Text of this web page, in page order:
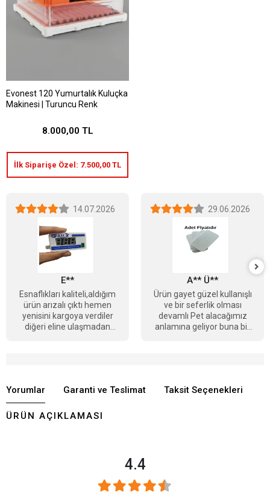
Evonest 120 Yumurtalık Kuluçka
Makinesi | Turuncu Renk
8.000,00 TL
İlk Siparişe Özel: 7.500,00 TL
14.07.2026
E**
Esnaflıkları kaliteli,aldığım
ürün arızalı çıktı hemen
yenisini kargoya verdiler
diğeri eline ulaşmadan
29.06.2026
A** Ü**
Ürün gayet güzel kullanışlı
ve bir seferlik olması
devamlı Pet alacağımız
anlamına geliyor buna bir
Yorumlar Garanti ve Teslimat Taksit Seçenekleri
ÜRÜN AÇIKLAMASI
4.4